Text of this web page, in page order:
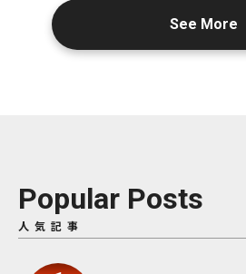
See More
Popular Posts
人気記事